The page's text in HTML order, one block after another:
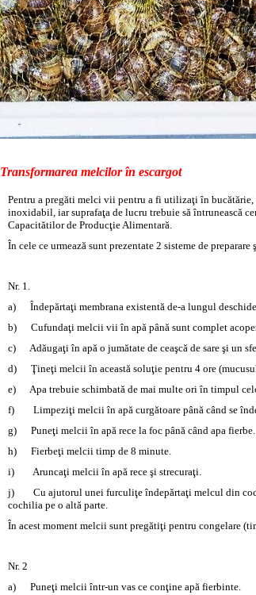
Transformarea melcilor în escargot
Pentru a pregăti melci vii pentru a fi utilizaţi în
inoxidabil, iar suprafaţa de lucru trebuie să întrunească
Capacitătilor de Producţie Alimentară.
În cele ce urmează sunt prezentate 2 sisteme de preparare
Nr. 1.
a) Îndepărtaţi membrana existentă de-a lungul
b) Cufundaţi melcii vii în apă până sunt complet
c) Adăugaţi în apă o jumătate de ceaşcă de sare şi un
d) Ţineţi melcii în această soluţie pentru 4 ore
e) Apa trebuie schimbată de mai multe ori în timpul
f) Limpeziţi melcii în apă curgătoare până când se
g) Puneţi melcii în apă rece la foc până când apa fierbe.
h) Fierbeţi melcii timp de 8 minute.
i) Aruncaţi melcii în apă rece şi strecuraţi.
j) Cu ajutorul unei furculiţe îndepărtaţi melcul din
cochilia pe o altă parte.
În acest moment melcii sunt pregătiţi pentru congelare
Nr. 2
a) Puneţi melcii într-un vas ce conţine apă fierbinte.